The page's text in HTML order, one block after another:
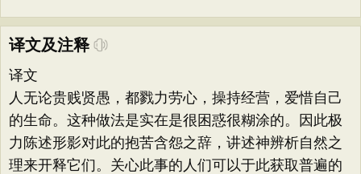
译文及注释
译文
人无论贵贱贤愚，都戮力劳心，操持经营，爱惜自己
的生命。这种做法是实在是很困惑很糊涂的。因此极
力陈述形影对此的抱苦含怨之辞，讲述神辨析自然之
理来开释它们。关心此事的人们可以于此获取普遍的